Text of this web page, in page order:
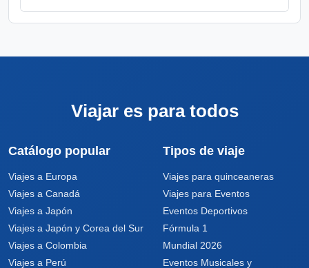
Viajar es para todos
Catálogo popular
Viajes a Europa
Viajes a Canadá
Viajes a Japón
Viajes a Japón y Corea del Sur
Viajes a Colombia
Viajes a Perú
Tipos de viaje
Viajes para quinceaneras
Viajes para Eventos
Eventos Deportivos
Fórmula 1
Mundial 2026
Eventos Musicales y